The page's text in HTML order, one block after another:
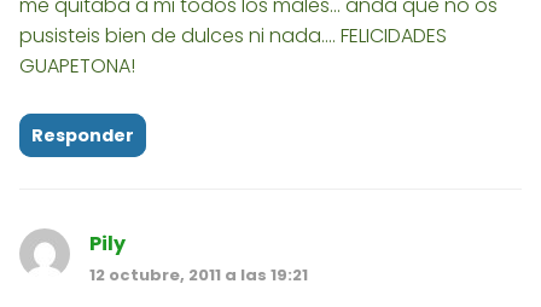
me quitaba a mi todos los males... anda que no os
pusisteis bien de dulces ni nada.... FELICIDADES
GUAPETONA!
Responder
Pily
12 octubre, 2011 a las 19:21